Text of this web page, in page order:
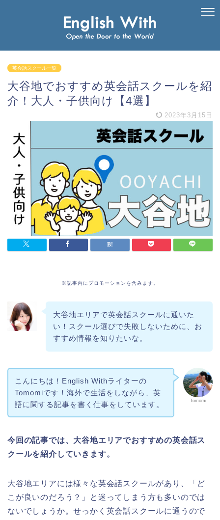
英会話スクール一覧
大谷地でおすすめ英会話スクールを紹
介！大人・子供向け【4選】
2023年3月15日
※記事内にプロモーションを含みます。
大谷地エリアで英会話スクールに通いた
い！スクール選びで失敗しないために、お
すすめ情報を知りたいな。
Tomomi
こんにちは！English Withライターの
Tomomiです！海外で生活をしながら、英
語に関する記事を書く仕事をしています。
今回の記事では、大谷地エリアでおすすめの英会話ス
クールを紹介していきます。
大谷地エリアには様々な英会話スクールがあり、「ど
こが良いのだろう？」と迷ってしまう方も多いのでは
ないでしょうか。せっかく英会話スクールに通うので